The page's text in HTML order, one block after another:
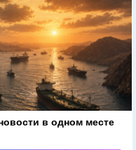
в одном месте